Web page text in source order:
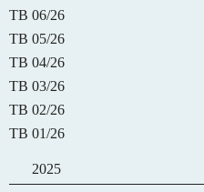
TB 06/26
TB 05/26
TB 04/26
TB 03/26
TB 02/26
TB 01/26
2025